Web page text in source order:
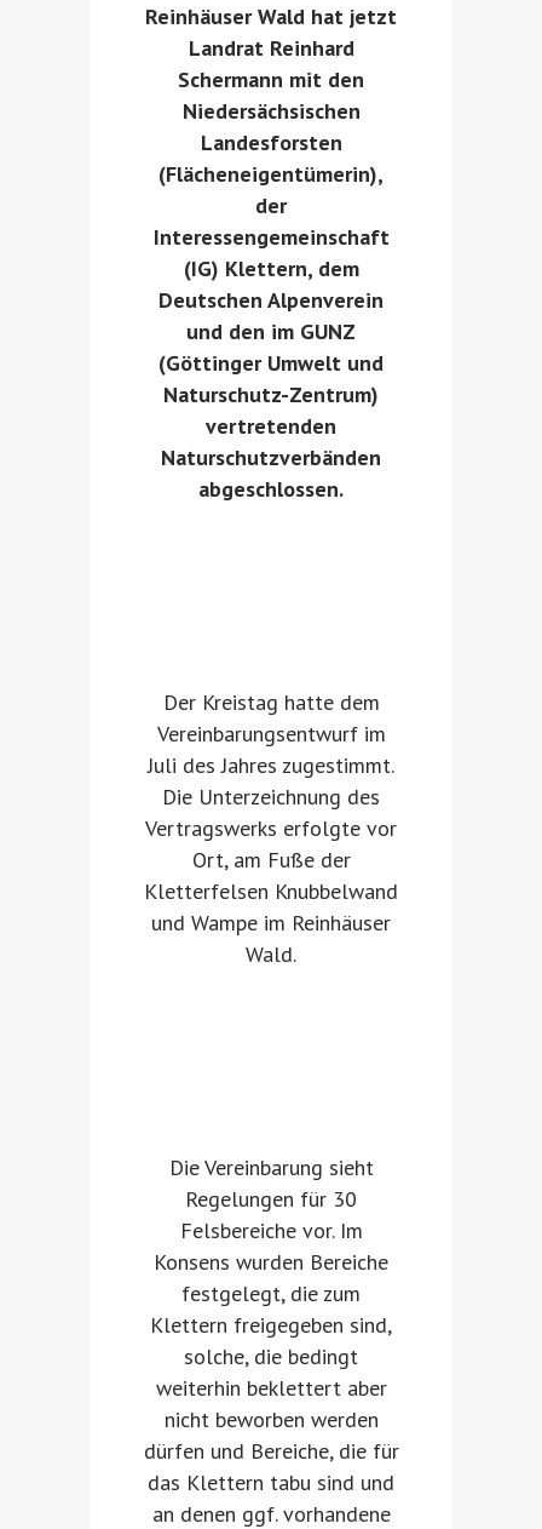
Reinhäuser Wald hat jetzt
Landrat Reinhard
Schermann mit den
Niedersächsischen
Landesforsten
(Flächeneigentümerin),
der
Interessengemeinschaft
(IG) Klettern, dem
Deutschen Alpenverein
und den im GUNZ
(Göttinger Umwelt und
Naturschutz-Zentrum)
vertretenden
Naturschutzverbänden
abgeschlossen.
Der Kreistag hatte dem
Vereinbarungsentwurf im
Juli des Jahres zugestimmt.
Die Unterzeichnung des
Vertragswerks erfolgte vor
Ort, am Fuße der
Kletterfelsen Knubbelwand
und Wampe im Reinhäuser
Wald.
Die Vereinbarung sieht
Regelungen für 30
Felsbereiche vor. Im
Konsens wurden Bereiche
festgelegt, die zum
Klettern freigegeben sind,
solche, die bedingt
weiterhin beklettert aber
nicht beworben werden
dürfen und Bereiche, die für
das Klettern tabu sind und
an denen ggf. vorhandene